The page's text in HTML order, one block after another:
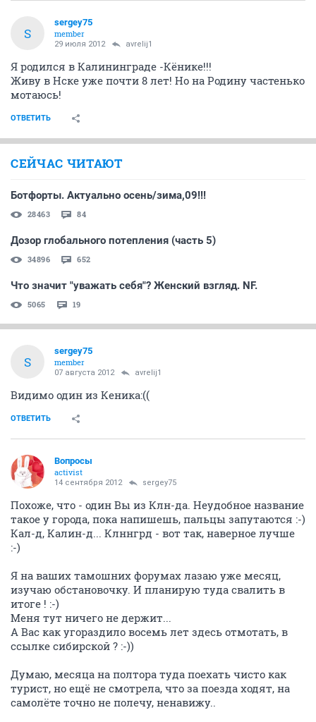
S
sergey75
member
29 июля 2012 avrelij1
Я родился в Калининграде -Кёнике!!!
Живу в Нске уже почти 8 лет! Но на Родину частенько
мотаюсь!
ОТВЕТИТЬ
СЕЙЧАС ЧИТАЮТ
Ботфорты. Актуально осень/зима,09!!!
28463 84
Дозор глобального потепления (часть 5)
34896 652
Что значит "уважать себя"? Женский взгляд. NF.
5065 19
S
sergey75
member
07 августа 2012 avrelij1
Видимо один из Кеника:((
ОТВЕТИТЬ
Вопросы
activist
14 сентября 2012 sergey75
Похоже, что - один Вы из Клн-да. Неудобное название
такое у города, пока напишешь, пальцы запутаются :-)
Кал-д, Калин-д... Клннгрд - вот так, наверное лучше
:-)
Я на ваших тамошних форумах лазаю уже месяц,
изучаю обстановочку. И планирую туда свалить в
итоге ! :-)
Меня тут ничего не держит...
А Вас как угораздило восемь лет здесь отмотать, в
ссылке сибирской ? :-))
Думаю, месяца на полтора туда поехать чисто как
турист, но ещё не смотрела, что за поезда ходят, на
самолёте точно не полечу, ненавижу..